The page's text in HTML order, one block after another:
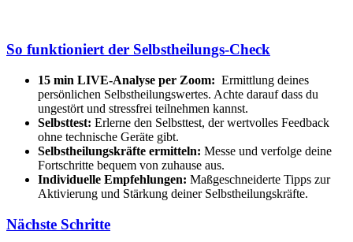
So funktioniert der Selbstheilungs-Check
15 min LIVE-Analyse per Zoom: Ermittlung deines
persönlichen Selbstheilungswertes. Achte darauf dass du
ungestört und stressfrei teilnehmen kannst.
Selbsttest: Erlerne den Selbsttest, der wertvolles Feedback
ohne technische Geräte gibt.
Selbstheilungskräfte ermitteln: Messe und verfolge deine
Fortschritte bequem von zuhause aus.
Individuelle Empfehlungen: Maßgeschneiderte Tipps zur
Aktivierung und Stärkung deiner Selbstheilungskräfte.
Nächste Schritte